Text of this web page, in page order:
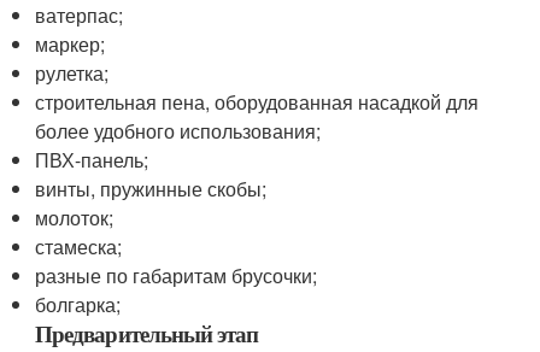
ватерпас;
маркер;
рулетка;
строительная пена, оборудованная насадкой для
более удобного использования;
ПВХ-панель;
винты, пружинные скобы;
молоток;
стамеска;
разные по габаритам брусочки;
болгарка;
Предварительный этап